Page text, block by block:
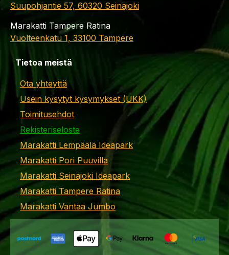
Suupohjantie 57, 60320 Seinäjoki
Marakatti Tampere Ratina
Vuolteenkatu 1, 33100 Tampere
Tietoa meistä
Ota yhteyttä
Usein kysytyt kysymykset (UKK)
Toimitusehdot
Rekisteriseloste
Marakatti Lempäälä Ideapark
Marakatti Pori Puuvilla
Marakatti Seinäjoki Ideapark
Marakatti Tampere Ratina
Marakatti Vantaa Jumbo